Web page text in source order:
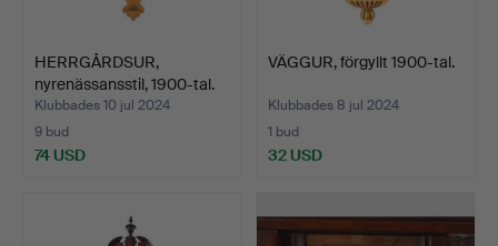
HERRGÅRDSUR,
nyrenässansstil, 1900-tal.
Klubbades 10 jul 2024
9 bud
74 USD
VÄGGUR, förgyllt 1900-tal.
Klubbades 8 jul 2024
1 bud
32 USD